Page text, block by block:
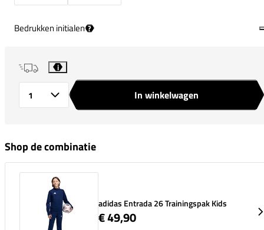
Bedrukken initialen ?
i
In winkelwagen
Shop de combinatie
adidas Entrada 26 Trainingspak Kids
€ 49,90